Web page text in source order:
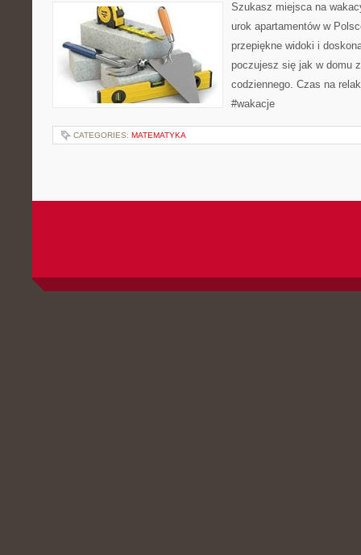
Szukasz miejsca na
urok apartamentów w
przepiękne widoki i
poczujesz się jak w domu
codziennego. Czas na
#wakacje
CATEGORIES: MATEMATYKA